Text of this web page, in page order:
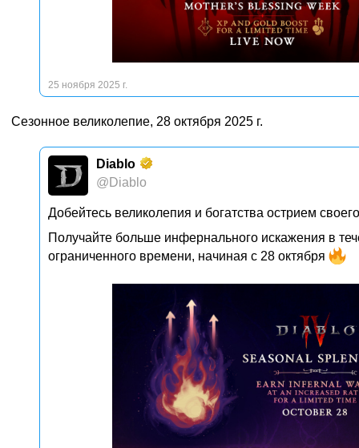
25 ноября 2025 г.
Сезонное великолепие, 28 октября 2025 г.
Diablo
@Diablo
Добейтесь великолепия и богатства острием
Получайте больше инфернального искажения в
ограниченного времени, начиная с 28 октября